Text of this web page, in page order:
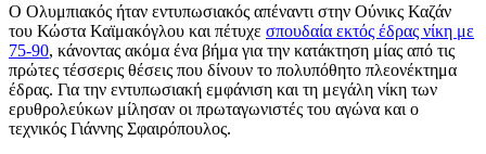
Ο Ολυμπιακός ήταν εντυπωσιακός απέναντι στην Ούνικς Καζάν
του Κώστα Καϊμακόγλου και πέτυχε σπουδαία εκτός έδρας νίκη με
75-90, κάνοντας ακόμα ένα βήμα για την κατάκτηση μίας από τις
πρώτες τέσσερις θέσεις που δίνουν το πολυπόθητο πλεονέκτημα
έδρας. Για την εντυπωσιακή εμφάνιση και τη μεγάλη νίκη των
ερυθρολεύκων μίλησαν οι πρωταγωνιστές του αγώνα και ο
τεχνικός Γιάννης Σφαιρόπουλος.